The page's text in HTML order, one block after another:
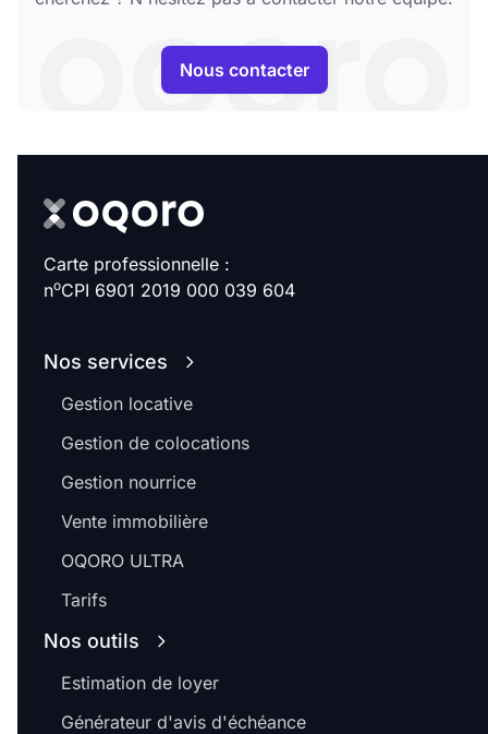
Nous contacter
Carte professionnelle :
noCPI 6901 2019 000 039 604
Nos services
Gestion locative
Gestion de colocations
Gestion nourrice
Vente immobilière
OQORO ULTRA
Tarifs
Nos outils
Estimation de loyer
Générateur d'avis d'échéance